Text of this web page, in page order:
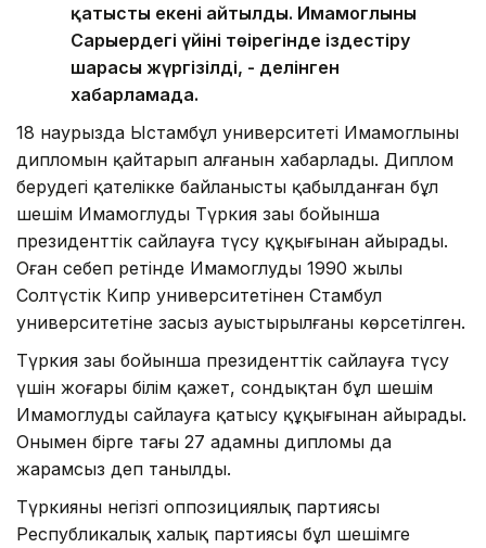
қатысты екені айтылды. Имамоглының
Сарыердегі үйінің төңірегінде іздестіру
шарасы жүргізілді, - делінген
хабарламада.
18 наурызда Ыстамбұл университеті Имамоглының
дипломын қайтарып алғанын хабарлады. Диплом
берудегі қателікке байланысты қабылданған бұл
шешім Имамоглуды Түркия заңы бойынша
президенттік сайлауға түсу құқығынан айырады.
Оған себеп ретінде Имамоглудың 1990 жылы
Солтүстік Кипр университетінен Стамбул
университетіне заңсыз ауыстырылғаны көрсетілген.
Түркия заңы бойынша президенттік сайлауға түсу
үшін жоғары білім қажет, сондықтан бұл шешім
Имамоглуды сайлауға қатысу құқығынан айырады.
Онымен бірге тағы 27 адамның дипломы да
жарамсыз деп танылды.
Түркияның негізгі оппозициялық партиясы
Республикалық халық партиясы бұл шешімге